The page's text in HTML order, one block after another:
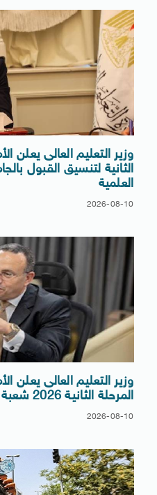
وزير التعليم العالى يعلن
الثانية لتنسيق القبول
العلمية
2026-08-10
وزير التعليم العالى يعلن
المرحلة الثانية 2026 شعبة أدبى
2026-08-10